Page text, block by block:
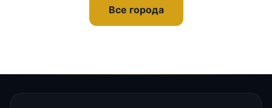
Все города